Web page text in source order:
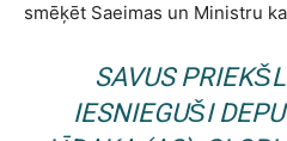
smēķēt Saeimas un Ministru
SAVUS
IESNIEGUŠI